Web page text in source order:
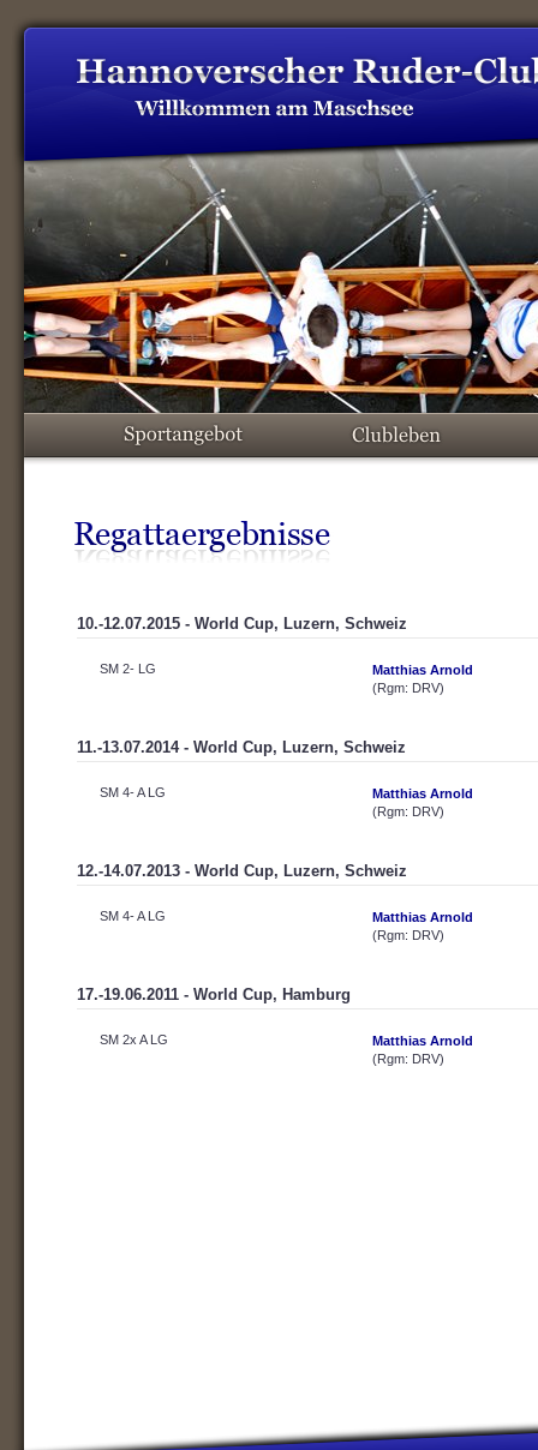
10.-12.07.2015 - World Cup, Luzern, Schweiz
SM 2- LG
Matthias Arnold
(Rgm: DRV)
11.-13.07.2014 - World Cup, Luzern, Schweiz
SM 4- A LG
Matthias Arnold
(Rgm: DRV)
12.-14.07.2013 - World Cup, Luzern, Schweiz
SM 4- A LG
Matthias Arnold
(Rgm: DRV)
17.-19.06.2011 - World Cup, Hamburg
SM 2x A LG
Matthias Arnold
(Rgm: DRV)